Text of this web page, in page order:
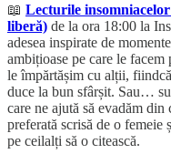
📖 Lecturile
liberă) de la ora 18:00 la
adesea inspirate de
ambițioase pe care le
le împărtășim cu alții,
duce la bun sfârșit. Sau…
care ne ajută să evadăm
preferată scrisă de o femeie
pe ceilalți să o citească.